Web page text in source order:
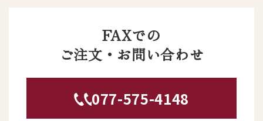
FAXでの
ご注文・お問い合わせ
077-575-4148